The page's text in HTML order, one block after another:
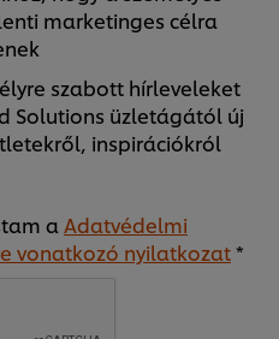
marketinges célra
szabott hírleveleket
Solutions üzletágától új
inspirációkról
a Adatvédelmi
vonatkozó nyilatkozat*